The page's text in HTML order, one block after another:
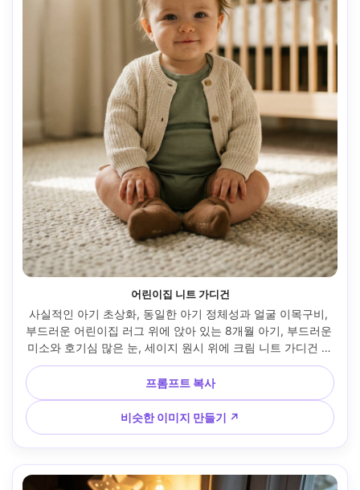
어린이집 니트 가디건
사실적인 아기 초상화, 동일한 아기 정체성과 얼굴 이목구비,
부드러운 어린이집 러그 위에 앉아 있는 8개월 아기, 부드러운
미소와 호기심 많은 눈, 세이지 원시 위에 크림 니트 가디건 착
용, 작은 양말, 자연스러운 위스피 머리, 배경에 부드럽게 흐려
진 나무 침대와 모바일이 있는 아늑한 어린이집, 부드러운 그
림자가 있는 아침 창문 조명, 소니 A7IV, 85mm f/1.4, 얕은 피
사계, 아기 눈높이에서 허리 위로 프레임, 따뜻한 필름 같은 색
상 등급, 은은한 그레인, 사실적인 피부 결과와 자연스러운 하
이라이트, 눈에 대한 날카로운 초점, 부드러운 향수 무드 --ar
4:5
프롬프트 복사
비슷한 이미지 만들기 ↗